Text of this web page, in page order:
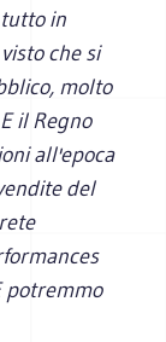
in
che si
molto
il Regno
all'epoca
del
potremmo